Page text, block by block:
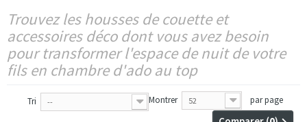
Trouvez les housses de couette et
accessoires déco dont vous avez besoin
pour transformer l'espace de nuit de votre
fils en chambre d'ado au top
Tri -- Montrer 52 par page